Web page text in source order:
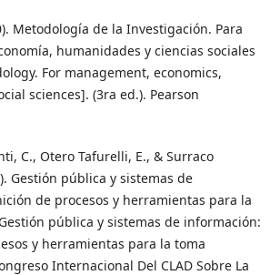
Metodología de la Investigación. Para
humanidades y ciencias sociales
For management, economics,
sciences]. (3ra ed.). Pearson
C., Otero Tafurelli, E., & Surraco
Gestión pública y sistemas de
de procesos y herramientas para la
pública y sistemas de información:
y herramientas para la toma
Internacional Del CLAD Sobre La